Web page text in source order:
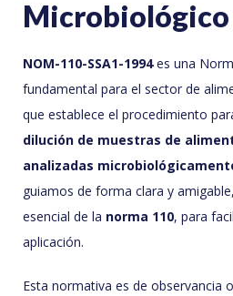
Microbiológico
NOM-110-SSA1-1994es una
fundamental para el sector de
que establece el procedimiento
dilución de muestras de
analizadas
guiamos de forma clara y
esencial de la norma 110, para
aplicación.
Esta normativa es de observancia